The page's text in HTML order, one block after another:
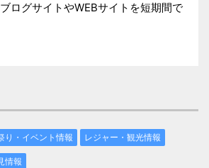
ログサイトやWEBサイトを短期間で
り・イベント情報 レジャー・観光情報
情報